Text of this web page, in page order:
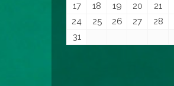
17
18 19 20 21
24
25 26 27 28
31